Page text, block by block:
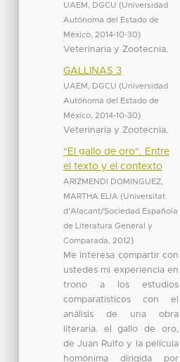
UAEM, DGCU (Universidad
Autónoma del Estado de
México, 2014-10-30)
Veterinaria y Zootecnia.
GALLINAS 3
UAEM, DGCU (Universidad
Autónoma del Estado de
México, 2014-10-30)
Veterinaria y Zootecnia.
"El gallo de oro". Entre
el texto y el contexto
ARIZMENDI DOMINGUEZ,
MARTHA ELIA (Universitat
d'Alacant/Sociedad Española
de Literatura General y
Comparada
2012)
Me interesa compartir con
ustedes mi experiencia en
trono a los estudios
comparatisticos con el
análisis de una obra
literaria. el gallo de oro,
de Juan Rulfo y la película
homónima dirigida por